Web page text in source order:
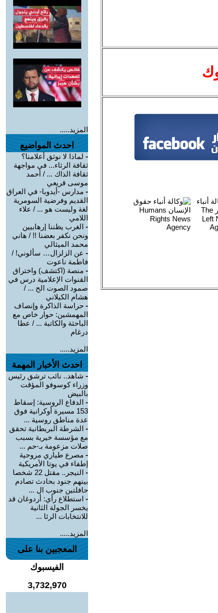
المزيد.....
احدث المواضيع
- لماذا لا نوثق أعلامنا؟
ثقافة الرثاء... في مواجهة
ثقافة الذاك ... / أحمد
موسى قريعي
- مدارس -أيدوبا- في العراق
القديم وفرضية السومرية
لغة وليست هو ... / علاء
اللامي
- الغرب يظننا إرهابيين
ونحن نكفر بعضنا !! / هاني
محمد الميثالي
- عن الزلزال… سألوني! /
فاطمة ناعوت
- منصة (اكتشف) واختراق
القنوات الإعلامية درس في
صمود الصوت الح ... /
هشام الكيلاني
- حراسة الذاكرة وإنصاف
المهمشين: حوار خاص مع
الباحثة والكاتبة ... / عطا
درغام
المزيد.....
احدث الأخبار المهمة
- شاهد.. نائب ترشق رئيس
وزراء كوسوفو المؤقت
بالبيض
- الدفاع الروسية: إسقاط
153 مسيرة أوكرانية فوق
عدة مناطق روسية ...
- الشرطة البريطانية تحقق
مع مؤسسة خيرية بسبب
صلات مزعومة بـ-حم ...
- مصرع طياري مروحية
إطفاء في يوتا الأمريكية
-
النيجر.. مقتل 22 شخصا
بينهم جنود بحادث تصادم
حافلتين جنوب ال ...
- استطلاع رأي: أردوغان قد
يخسر الجولة الثانية
للانتخابات الرئا ...
المزيد.....
المعجبين بنا على
الفيسبوك
3,732,970